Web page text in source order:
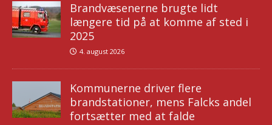
Brandvæsenerne brugte lidt
længere tid på at komme af sted i
2025
4. august 2026
Kommunerne driver flere
brandstationer, mens Falcks andel
fortsætter med at falde